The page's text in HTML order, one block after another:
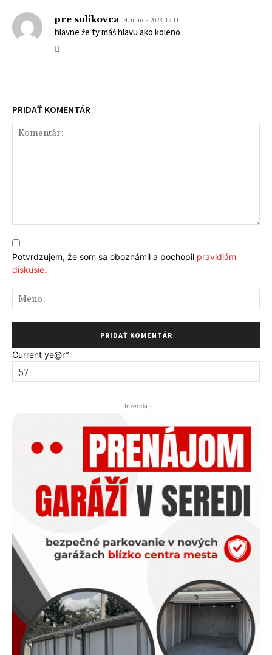
pre sulikovca 14. marca 2023, 12:11
hlavne že ty máš hlavu ako koleno
PRIDAŤ KOMENTÁR
Potvrdzujem, že som sa oboznámil a pochopil pravidlám
diskusie.
Current ye@r*
- Inzercia -